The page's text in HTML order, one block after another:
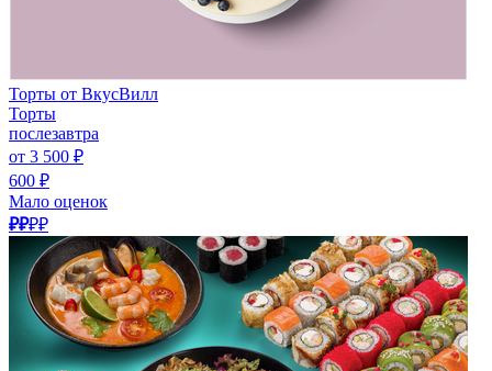
Торты от ВкусВилл
Торты
послезавтра
от 3 500 ₽
600 ₽
Мало оценок
₽₽₽₽